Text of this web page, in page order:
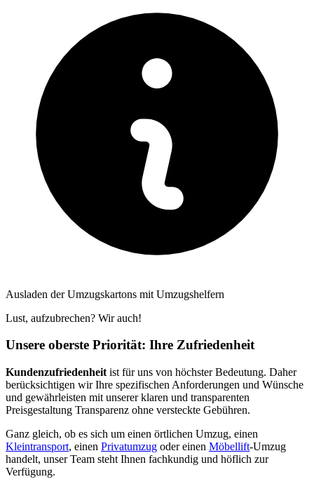
Ausladen der Umzugskartons mit Umzugshelfern
Lust, aufzubrechen? Wir auch!
Unsere oberste Priorität: Ihre Zufriedenheit
Kundenzufriedenheit ist für uns von höchster Bedeutung. Daher
berücksichtigen wir Ihre spezifischen Anforderungen und Wünsche
und gewährleisten mit unserer klaren und transparenten
Preisgestaltung Transparenz ohne versteckte Gebühren.
Ganz gleich, ob es sich um einen örtlichen Umzug, einen
Kleintransport, einen Privatumzug oder einen Möbellift-Umzug
handelt, unser Team steht Ihnen fachkundig und höflich zur
Verfügung.